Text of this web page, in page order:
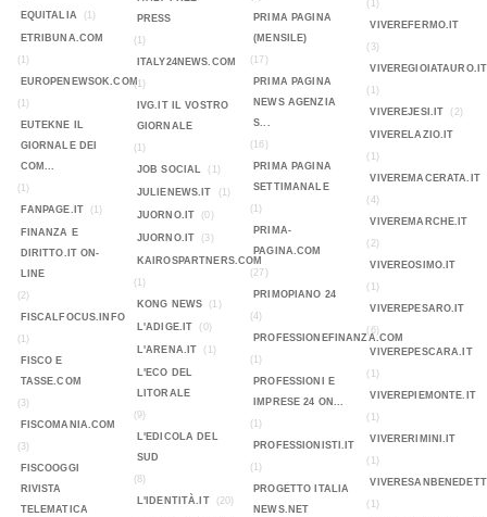
EQUITALIA
(1)
ETRIBUNA.COM
(1)
EUROPENEWSOK.COM
(1)
EUTEKNE IL
GIORNALE DEI
COM...
(1)
FANPAGE.IT
(1)
FINANZA E
DIRITTO.IT ON-
LINE
(2)
FISCALFOCUS.INFO
(1)
FISCO E
TASSE.COM
(3)
FISCOMANIA.COM
(3)
FISCOOGGI
RIVISTA
TELEMATICA
PRESS
(1)
ITALY24NEWS.COM
(1)
IVG.IT IL VOSTRO
GIORNALE
(1)
JOB SOCIAL
(1)
JULIENEWS.IT (1)
JUORNO.IT (0)
JUORNO.IT (3)
KAIROSPARTNERS.COM
(1)
KONG NEWS
(1)
L'ADIGE.IT (0)
L'ARENA.IT (1)
L'ECO DEL
LITORALE
(9)
L'EDICOLA DEL
SUD
(8)
L'IDENTITÀ.IT
(20)
PRIMA PAGINA
(MENSILE)
(17)
PRIMA PAGINA
NEWS AGENZIA
S...
(16)
PRIMA PAGINA
SETTIMANALE
(1)
PRIMA-
PAGINA.COM
(27)
PRIMOPIANO 24
(4)
PROFESSIONEFINANZA.COM
(1)
PROFESSIONI E
IMPRESE 24 ON...
(1)
PROFESSIONISTI.IT
(1)
PROGETTO ITALIA
NEWS.NET
(1)
VIVEREFERMO.IT
(3)
VIVEREGIOIATAURO.IT
(1)
VIVEREJESI.IT
(2)
VIVERELAZIO.IT
(1)
VIVEREMACERATA.IT
(4)
VIVEREMARCHE.IT
(2)
VIVEREOSIMO.IT
(1)
VIVEREPESARO.IT
(6)
VIVEREPESCARA.IT
(1)
VIVEREPIEMONTE.IT
(1)
VIVERERIMINI.IT
(1)
(1)